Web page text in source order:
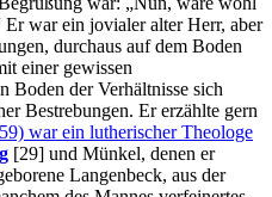
Er war ein jovialer alter Herr, aber
durchaus auf dem Boden
einer gewissen
Boden der Verhältnisse sich
Bestrebungen. Er erzählte gern
war ein lutherischer Theologe
[29] und Münkel, denen er
Langenbeck, aus der